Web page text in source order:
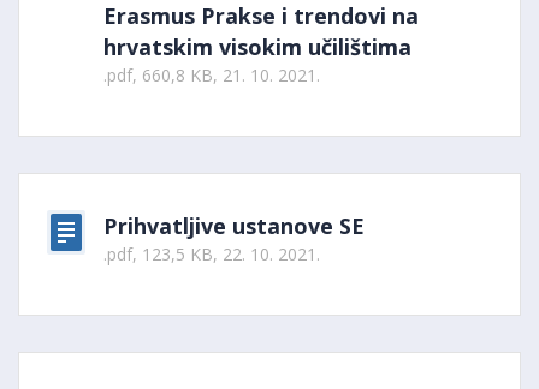
Erasmus Prakse i trendovi na
hrvatskim visokim učilištima
.pdf, 660,8 KB, 21. 10. 2021.
Prihvatljive ustanove SE
.pdf, 123,5 KB, 22. 10. 2021.